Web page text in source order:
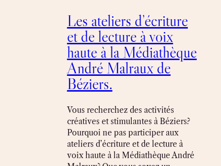
Les ateliers d’écriture
et de lecture à voix
haute à la Médiathèque
André Malraux de
Béziers.
Vous recherchez des activités
créatives et stimulantes à Béziers?
Pourquoi ne pas participer aux
ateliers d’écriture et de lecture à
voix haute à la Médiathèque André